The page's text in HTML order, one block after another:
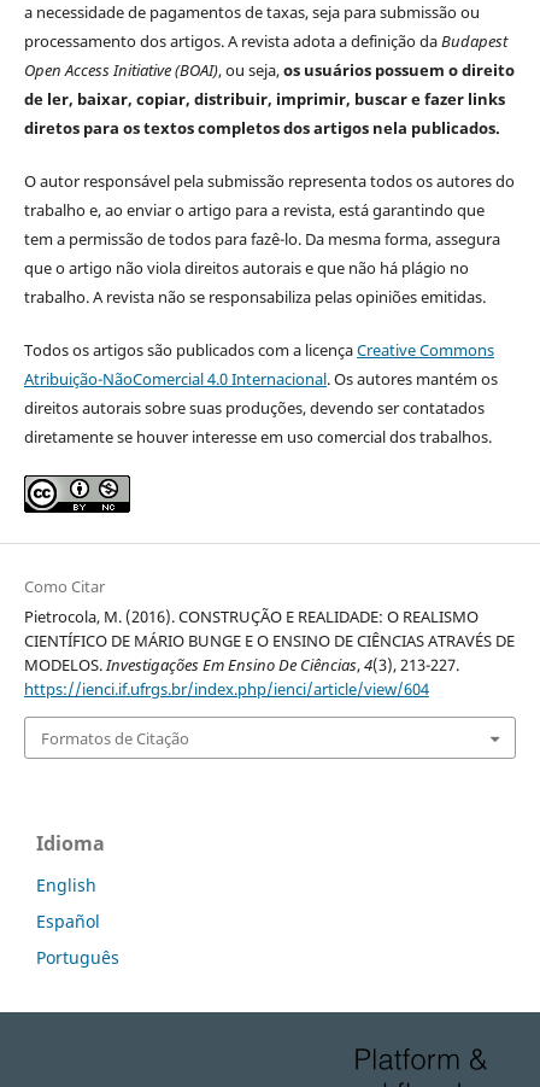
a necessidade de pagamentos de taxas, seja para submissão ou
processamento dos artigos. A revista adota a definição daBudapest
Open Access Initiative (BOAI), ou seja,os usuários possuem o direito
de ler, baixar, copiar, distribuir, imprimir, buscar e fazer links
diretos para os textos completos dos artigos nela publicados.
O autor responsável pela submissão representa todos os autores do
trabalho e, ao enviar o artigo para a revista, está garantindo que
tem a permissão de todos para fazê-lo. Da mesma forma, assegura
que o artigo não viola direitos autorais e que não há plágio no
trabalho. A revista não se responsabiliza pelas opiniões emitidas.
Todos os artigos são publicados com a licençaCreative Commons
Atribuição-NãoComercial 4.0 Internacional. Os autores mantém os
direitos autorais sobre suas produções, devendo ser contatados
diretamente se houver interesse em uso comercial dos trabalhos.
Como Citar
Pietrocola, M. (2016). CONSTRUÇÃO E REALIDADE: O REALISMO
CIENTÍFICO DE MÁRIO BUNGE E O ENSINO DE CIÊNCIAS ATRAVÉS DE
MODELOS.Investigações Em Ensino De Ciências,4(3), 213-227.
https://ienci.if.ufrgs.br/index.php/ienci/article/view/604
Formatos de Citação
Idioma
English
Español
Português